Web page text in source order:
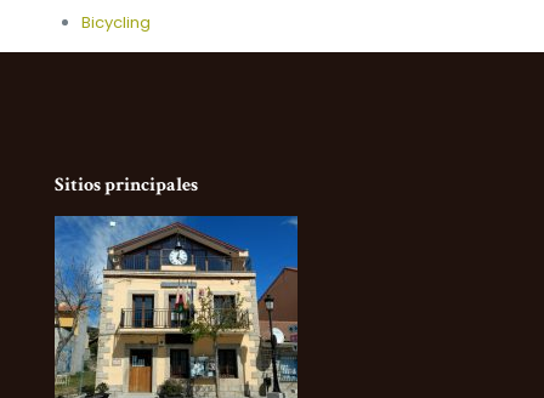
Bicycling
Sitios principales